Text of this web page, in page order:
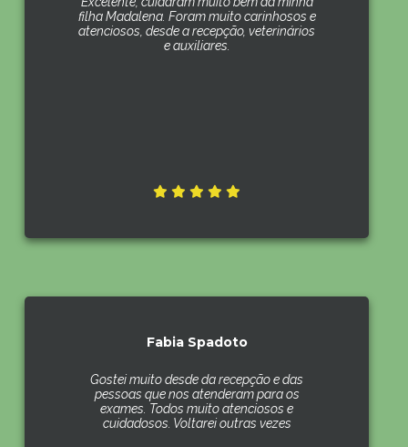
filha Madalena. Foram muito carinhosos e
atenciosos, desde a recepção, veterinários
e auxiliares.
Fabia Spadoto
Gostei muito desde da recepção e das
pessoas que nos atenderam para os
exames. Todos muito atenciosos e
cuidadosos. Voltarei outras vezes